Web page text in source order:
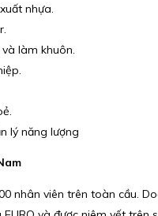
nhựa.
làm khuôn.
lý năng lượng
nhân viên trên toàn cầu.